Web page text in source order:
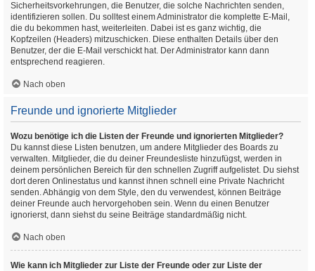
Sicherheitsvorkehrungen, die Benutzer, die solche Nachrichten senden,
identifizieren sollen. Du solltest einem Administrator die komplette E-Mail,
die du bekommen hast, weiterleiten. Dabei ist es ganz wichtig, die
Kopfzeilen (Headers) mitzuschicken. Diese enthalten Details über den
Benutzer, der die E-Mail verschickt hat. Der Administrator kann dann
entsprechend reagieren.
Nach oben
Freunde und ignorierte Mitglieder
Wozu benötige ich die Listen der Freunde und ignorierten Mitglieder?
Du kannst diese Listen benutzen, um andere Mitglieder des Boards zu
verwalten. Mitglieder, die du deiner Freundesliste hinzufügst, werden in
deinem persönlichen Bereich für den schnellen Zugriff aufgelistet. Du siehst
dort deren Onlinestatus und kannst ihnen schnell eine Private Nachricht
senden. Abhängig von dem Style, den du verwendest, können Beiträge
deiner Freunde auch hervorgehoben sein. Wenn du einen Benutzer
ignorierst, dann siehst du seine Beiträge standardmäßig nicht.
Nach oben
Wie kann ich Mitglieder zur Liste der Freunde oder zur Liste der